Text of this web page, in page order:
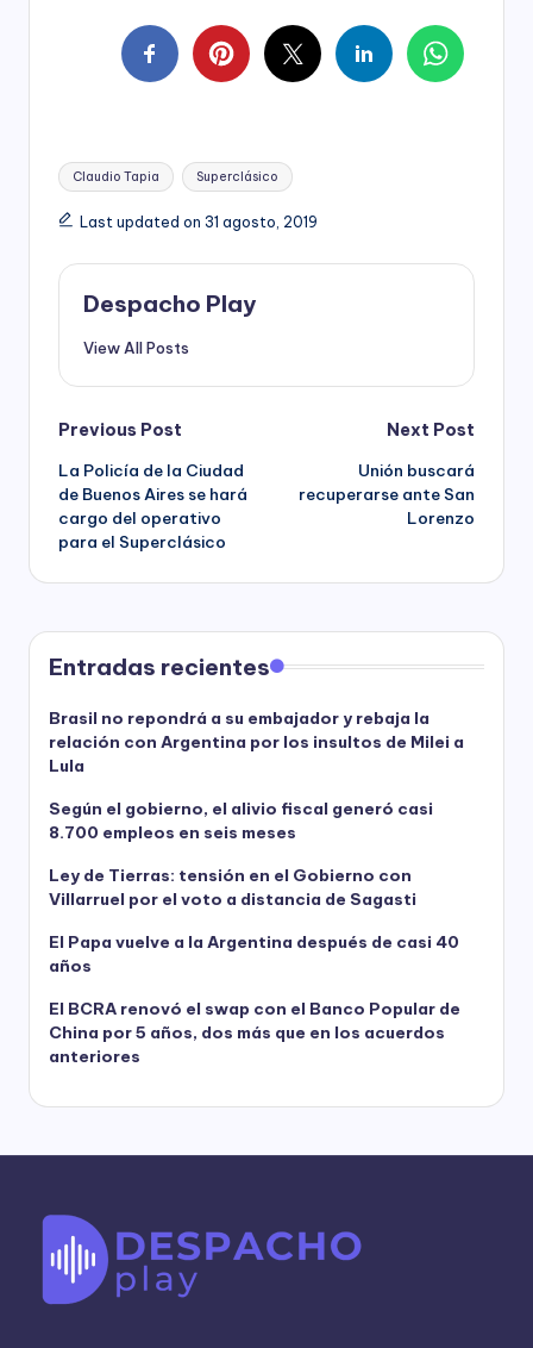
Tags:
Claudio Tapia Superclásico
Last updated on 31 agosto, 2019
Despacho Play
View All Posts
Post
navigation
Previous Post
La Policía de la Ciudad
de Buenos Aires se hará
cargo del operativo
para el Superclásico
Next Post
Unión buscará
recuperarse ante San
Lorenzo
Entradas recientes
Brasil no repondrá a su embajador y rebaja la
relación con Argentina por los insultos de Milei a
Lula
Según el gobierno, el alivio fiscal generó casi
8.700 empleos en seis meses
Ley de Tierras: tensión en el Gobierno con
Villarruel por el voto a distancia de Sagasti
El Papa vuelve a la Argentina después de casi 40
años
El BCRA renovó el swap con el Banco Popular de
China por 5 años, dos más que en los acuerdos
anteriores